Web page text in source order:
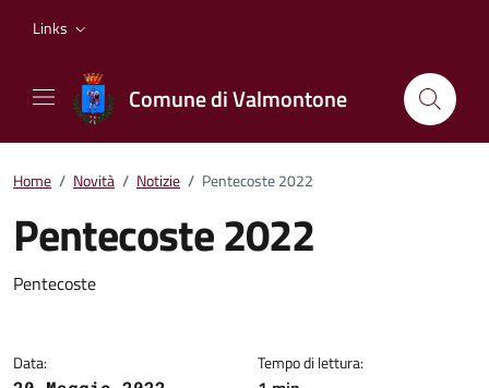
Links
Comune di Valmontone
Home / Novità / Notizie / Pentecoste 2022
Pentecoste 2022
Dettagli della notizia
Pentecoste
Data:
Tempo di lettura: